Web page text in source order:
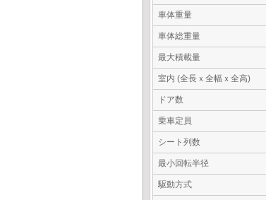
車体重量
車体総重量
最大積載量
室内 (全長ｘ全幅ｘ全高)
ドア数
乗車定員
シート列数
最小回転半径
駆動方式